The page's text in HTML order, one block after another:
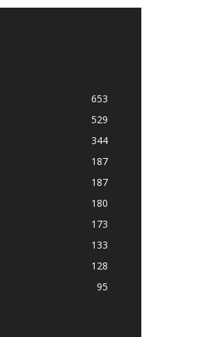
653
529
344
187
187
180
173
133
128
95